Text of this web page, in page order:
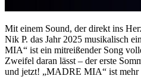
Mit einem Sound, der direkt ins
Nik P. das Jahr 2025 musikalisch
MIA“ ist ein mitreißender Song
Zweifel daran lässt – der erste
und jetzt! „MADRE MIA“ ist